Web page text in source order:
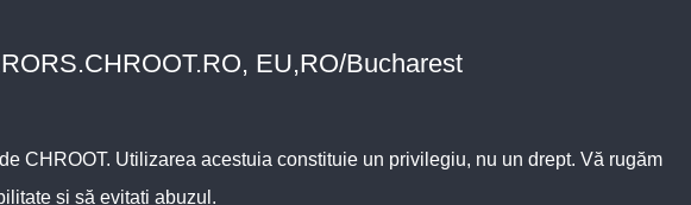
EU,RO/Bucharest
CHROOT. Utilizarea acestuia constituie un privilegiu, nu un drept. Vă rugăm
și să evitați abuzul.